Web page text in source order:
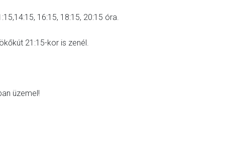
16:15, 18:15, 20:15 óra.
21:15-kor is zenél.
üzemel!